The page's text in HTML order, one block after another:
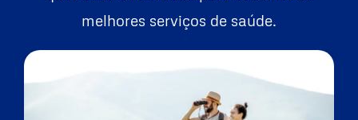
melhores serviços de saúde.